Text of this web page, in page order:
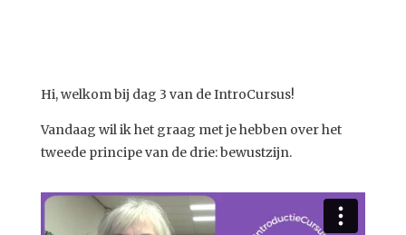
Hi, welkom bij dag 3 van de IntroCursus!
Vandaag wil ik het graag met je hebben over het
tweede principe van de drie: bewustzijn.